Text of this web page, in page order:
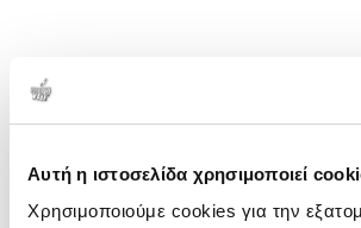
Αυτή η ιστοσελίδα χρησιμοποιεί
Χρησιμοποιούμε cookies για την